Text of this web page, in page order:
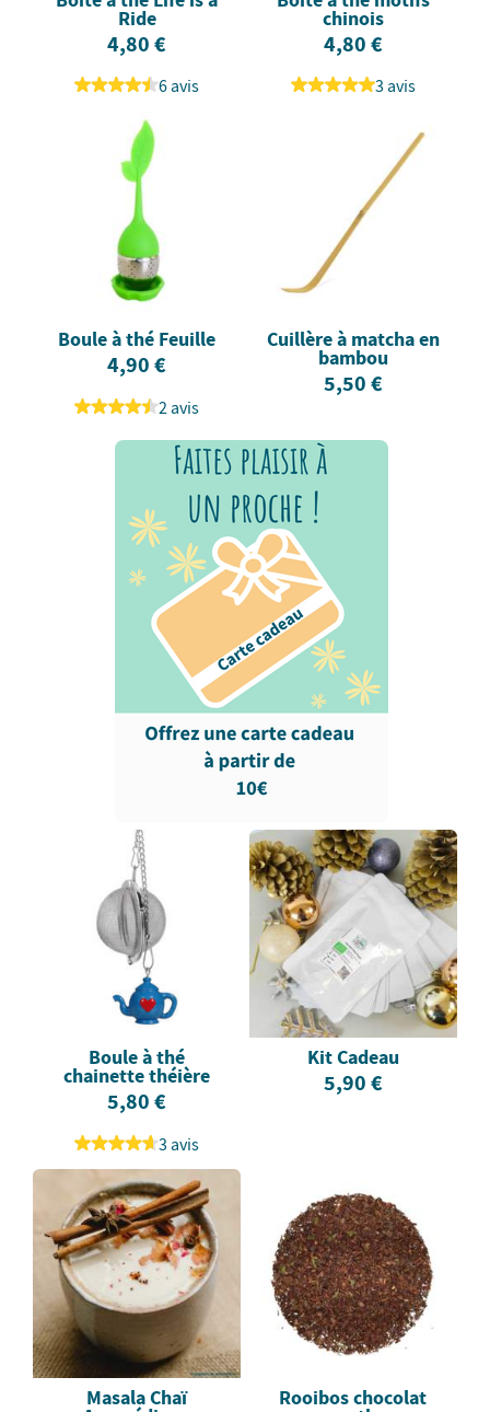
Ride
4,80 €
6 avis
chinois
4,80 €
3 avis
Boule à thé Feuille
4,90 €
2 avis
Cuillère à matcha en
bambou
5,50 €
Boule à thé
chainette théière
5,80 €
3 avis
Kit Cadeau
5,90 €
Masala Chaï Rooibos chocolat